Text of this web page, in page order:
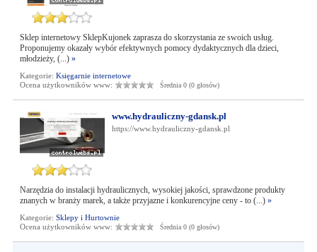
Sklep internetowy SklepKujonek zaprasza do skorzystania ze swoich usług.
Proponujemy okazały wybór efektywnych pomocy dydaktycznych dla dzieci,
młodzieży, (...) »
Kategorie: Księgarnie internetowe
Ocena użytkowników www:
Średnia 0 (0 głosów)
www.hydrauliczny-gdansk.pl
https://www.hydrauliczny-gdansk.pl
Narzędzia do instalacji hydraulicznych, wysokiej jakości, sprawdzone produkty
znanych w branży marek, a także przyjazne i konkurencyjne ceny - to (...) »
Kategorie: Sklepy i Hurtownie
Ocena użytkowników www:
Średnia 0 (0 głosów)